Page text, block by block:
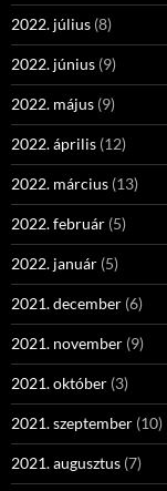
2022. július (8)
2022. június (9)
2022. május (9)
2022. április (12)
2022. március (13)
2022. február (5)
2022. január (5)
2021. december (6)
2021. november (9)
2021. október (3)
2021. szeptember (10)
2021. augusztus (7)